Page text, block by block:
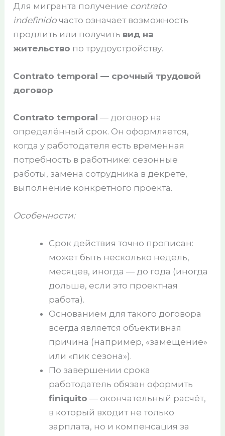
Для мигранта получение contrato
indefinido часто означает возможность
продлить или получить вид на
жительство по трудоустройству.
Contrato temporal — срочный трудовой
договор
Contrato temporal — договор на
определённый срок. Он оформляется,
когда у работодателя есть временная
потребность в работнике: сезонные
работы, замена сотрудника в декрете,
выполнение конкретного проекта.
Особенности:
Срок действия точно прописан:
может быть несколько недель,
месяцев, иногда — до года (иногда
дольше, если это проектная
работа).
Основанием для такого договора
всегда является объективная
причина (например, «замещение»
или «пик сезона»).
По завершении срока
работодатель обязан оформить
finiquito — окончательный расчёт,
в который входит не только
зарплата, но и компенсация за